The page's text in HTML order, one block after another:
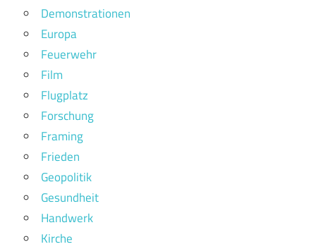
Demonstrationen
Europa
Feuerwehr
Film
Flugplatz
Forschung
Framing
Frieden
Geopolitik
Gesundheit
Handwerk
Kirche